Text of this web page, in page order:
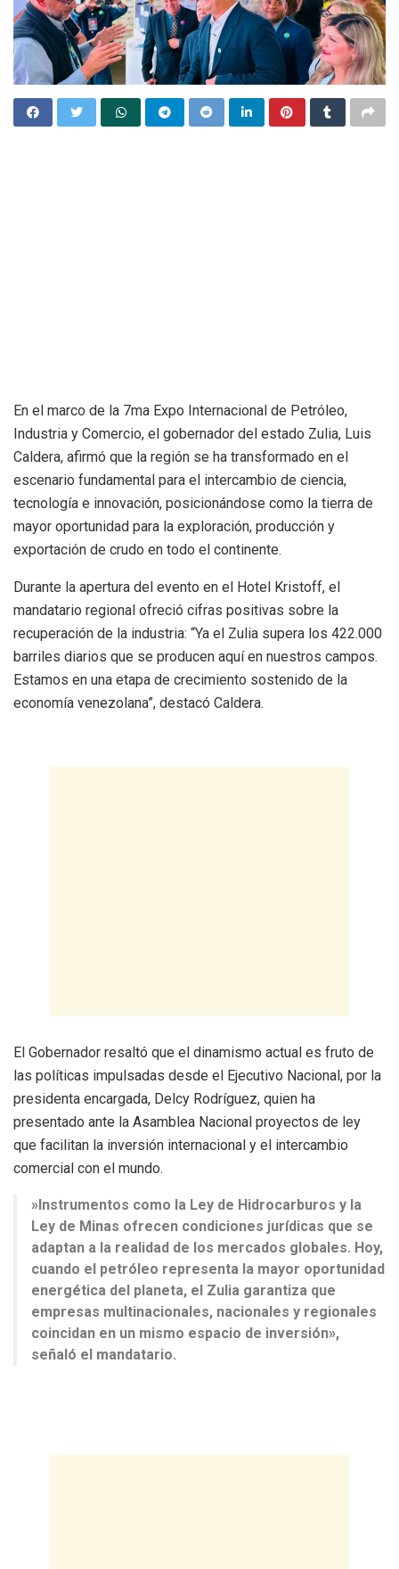
En el marco de la 7ma Expo Internacional de Petróleo,
Industria y Comercio, el gobernador del estado Zulia, Luis
Caldera, afirmó que la región se ha transformado en el
escenario fundamental para el intercambio de ciencia,
tecnología e innovación, posicionándose como la tierra de
mayor oportunidad para la exploración, producción y
exportación de crudo en todo el continente.
​Durante la apertura del evento en el Hotel Kristoff, el
mandatario regional ofreció cifras positivas sobre la
recuperación de la industria: “Ya el Zulia supera los 422.000
barriles diarios que se producen aquí en nuestros campos.
Estamos en una etapa de crecimiento sostenido de la
economía venezolana”, destacó Caldera.
​El Gobernador resaltó que el dinamismo actual es fruto de
las políticas impulsadas desde el Ejecutivo Nacional, por la
presidenta encargada, Delcy Rodríguez, quien ha
presentado ante la Asamblea Nacional proyectos de ley
que facilitan la inversión internacional y el intercambio
comercial con el mundo.
​»Instrumentos como la Ley de Hidrocarburos y la
Ley de Minas ofrecen condiciones jurídicas que se
adaptan a la realidad de los mercados globales. Hoy,
cuando el petróleo representa la mayor oportunidad
energética del planeta, el Zulia garantiza que
empresas multinacionales, nacionales y regionales
coincidan en un mismo espacio de inversión»,
señaló el mandatario.